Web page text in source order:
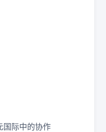
国际中的协作